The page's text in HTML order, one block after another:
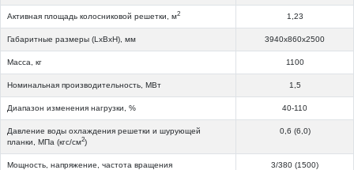
Активная площадь колосниковой решетки, м2 1,23
Габаритные размеры (LxBxH), мм 3940х860х2500
Масса, кг 1100
Номинальная производительность, МВт 1,5
Диапазон изменения нагрузки, % 40-110
Давление воды охлаждения решетки и шурующей
планки, МПа (кгс/см2)
0,6 (6,0)
Мощность, напряжение, частота вращения
3/380 (1500)